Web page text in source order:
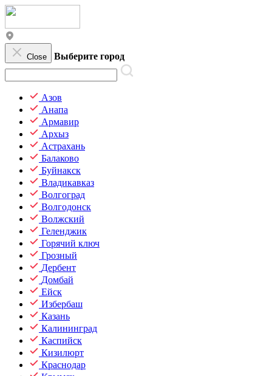
Close Выберите город
Азов
Анапа
Армавир
Архыз
Астрахань
Балаково
Буйнакск
Владикавказ
Волгоград
Волгодонск
Волжский
Геленджик
Горячий ключ
Грозный
Дербент
Домбай
Ейск
Избербаш
Казань
Калининград
Каспийск
Кизилюрт
Краснодар